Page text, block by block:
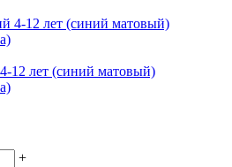
12 лет (синий матовый)
+